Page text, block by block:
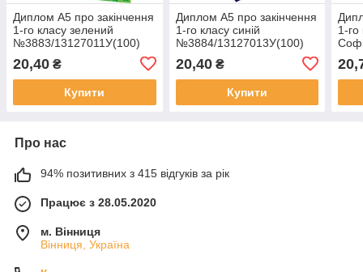
Диплом А5 про закінчення
1-го класу зелений
№3883/13127011У(100)
20,40 ₴
Купити
Диплом А5 про закінчення
1-го класу синій
№3884/13127013У(100)
20,40₴
Купити
1-
Про нас
94% позитивних з 415 відгуків за рік
Працює з 28.05.2020
м. Вінниця
Вінниця, Україна